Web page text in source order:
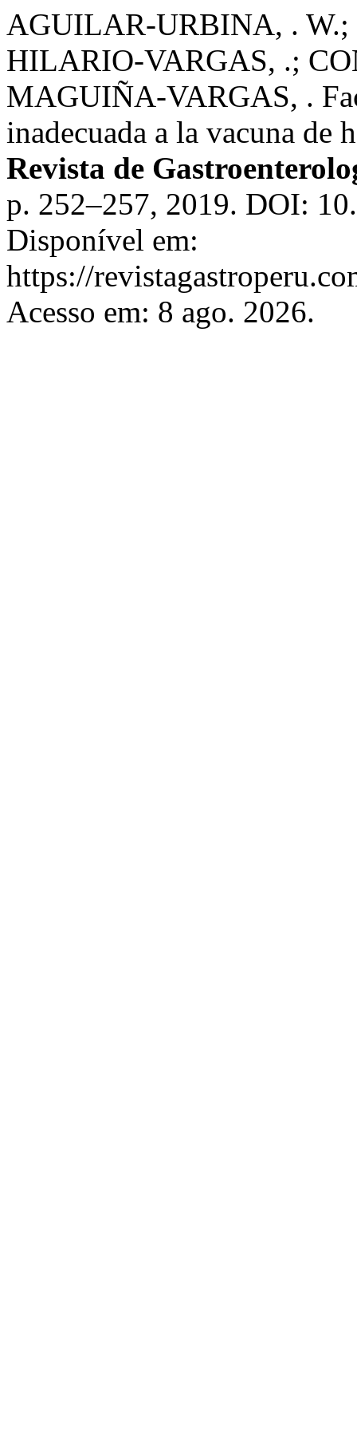
AGUILAR-URBINA, .
HILARIO-VARGAS, .;
MAGUIÑA-VARGAS, .
inadecuada a la vacuna de
Revista de
p. 252–257, 2019. DOI:
Disponível em:
https://
Acesso em: 8 ago. 2026.